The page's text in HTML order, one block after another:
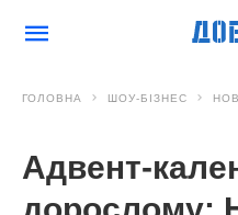
ГОЛОВНА ШОУ-БІЗНЕС
Адвент-